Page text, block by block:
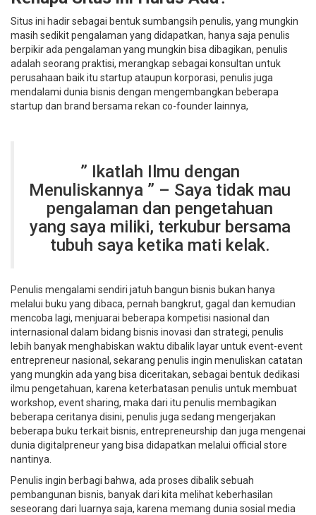
Situs ini hadir sebagai bentuk sumbangsih penulis, yang mungkin
masih sedikit pengalaman yang didapatkan, hanya saja penulis
berpikir ada pengalaman yang mungkin bisa dibagikan, penulis
adalah seorang praktisi, merangkap sebagai konsultan untuk
perusahaan baik itu startup ataupun korporasi, penulis juga
mendalami dunia bisnis dengan mengembangkan beberapa
startup dan brand bersama rekan co-founder lainnya,
” Ikatlah Ilmu dengan
Menuliskannya ” – Saya tidak mau
pengalaman dan pengetahuan
yang saya miliki, terkubur bersama
tubuh saya ketika mati kelak.
Penulis mengalami sendiri jatuh bangun bisnis bukan hanya
melalui buku yang dibaca, pernah bangkrut, gagal dan kemudian
mencoba lagi, menjuarai beberapa kompetisi nasional dan
internasional dalam bidang bisnis inovasi dan strategi, penulis
lebih banyak menghabiskan waktu dibalik layar untuk event-event
entrepreneur nasional, sekarang penulis ingin menuliskan catatan
yang mungkin ada yang bisa diceritakan, sebagai bentuk dedikasi
ilmu pengetahuan, karena keterbatasan penulis untuk membuat
workshop, event sharing, maka dari itu penulis membagikan
beberapa ceritanya disini, penulis juga sedang mengerjakan
beberapa buku terkait bisnis, entrepreneurship dan juga mengenai
dunia digitalpreneur yang bisa didapatkan melalui official store
nantinya.
Penulis ingin berbagi bahwa, ada proses dibalik sebuah
pembangunan bisnis, banyak dari kita melihat keberhasilan
seseorang dari luarnya saja, karena memang dunia sosial media